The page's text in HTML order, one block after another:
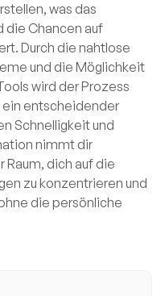
was das
die Chancen auf
Durch die nahtlose
und die Möglichkeit
wird der Prozess
entscheidender
Schnelligkeit und
nimmt dir
Raum, dich auf die
zu konzentrieren und
die persönliche